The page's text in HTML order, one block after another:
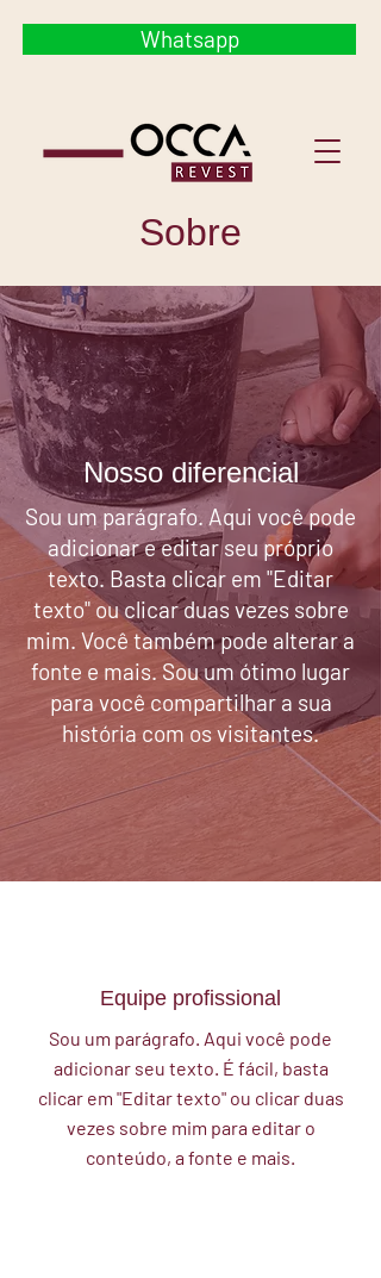
Whatsapp
Sobre
Nosso diferencial
Sou um parágrafo. Aqui você pode
adicionar e editar seu próprio
texto. Basta clicar em "Editar
texto" ou clicar duas vezes sobre
mim. Você também pode alterar a
fonte e mais. Sou um ótimo lugar
para você compartilhar a sua
história com os visitantes.
Equipe profissional
Sou um parágrafo. Aqui você pode
adicionar seu texto. É fácil, basta
clicar em "Editar texto" ou clicar duas
vezes sobre mim para editar o
conteúdo, a fonte e mais.